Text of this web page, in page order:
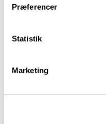
Præferencer
Statistik
Marketing